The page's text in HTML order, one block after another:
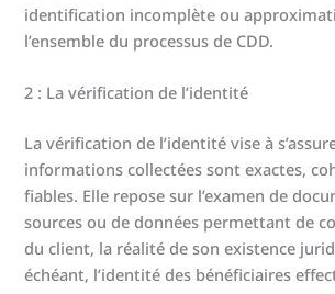
identification incomplète ou
l’ensemble du processus de CDD.
2 : La vérification de l’identité
La vérification de l’identité vise à
informations collectées sont exactes,
fiables. Elle repose sur l’examen de
sources ou de données permettant de
du client, la réalité de son existence
échéant, l’identité des bénéficiaires